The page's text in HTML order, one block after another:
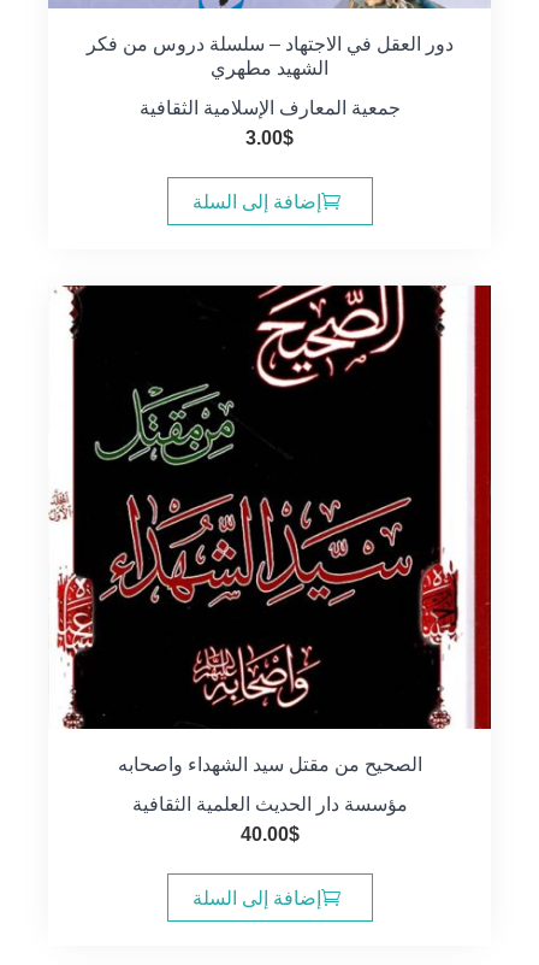
دور العقل في الاجتهاد – سلسلة دروس من فكر
الشهيد مطهري
جمعية المعارف الإسلامية الثقافية
3.00$
إضافة إلى السلة
الصحيح من مقتل سيد الشهداء واصحابه
مؤسسة دار الحديث العلمية الثقافية
40.00$
إضافة إلى السلة